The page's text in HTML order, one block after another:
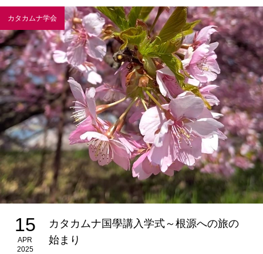
カタカムナ学会
15
APR
2025
カタカムナ国學講入学式～根源への旅の
始まり